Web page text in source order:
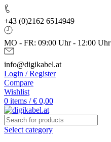
+43 (0)2162 6514949
MO - FR: 09:00 Uhr - 12:00 Uhr
info@digikabel.at
Login / Register
Compare
Wishlist
0 items / € 0,00
Select category